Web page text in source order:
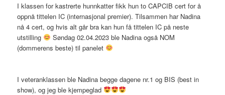
I klassen for kastrerte hunnkatter fikk hun to CAPCIB cert for å
oppnå tittelen IC (internasjonal premier). Tilsammen har Nadina
nå 4 cert, og hvis alt går bra kan hun få tittelen IC på neste
utstilling
Søndag 02.04.2023 ble Nadina også NOM
(dommerens beste) til panelet
I veteranklassen ble Nadina begge dagene nr.1 og BIS (best in
show), og jeg ble kjempeglad